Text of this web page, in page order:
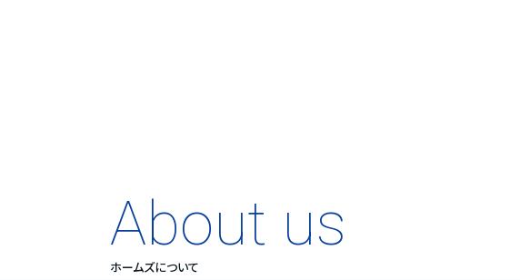
About us
ホームズについて